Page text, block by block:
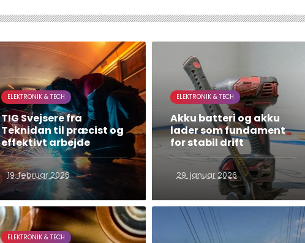
ELEKTRONIK & TECH
TIG Svejsere fra
Teknidan til præcist og
effektivt arbejde
19. februar 2026
ELEKTRONIK & TECH
Akku batteri og akku
lader som fundament
for stabil drift
29. januar 2026
ELEKTRONIK & TECH